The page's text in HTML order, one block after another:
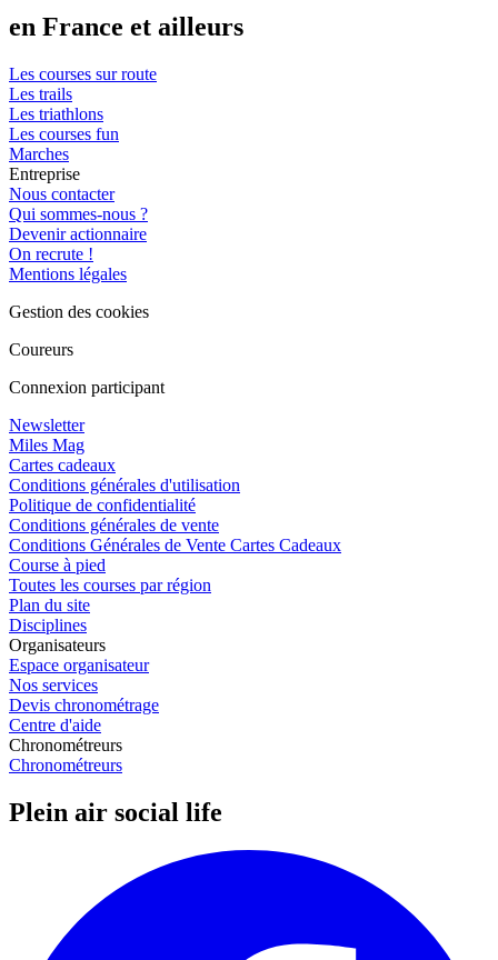
en France et ailleurs
Les courses sur route
Les trails
Les triathlons
Les courses fun
Marches
Entreprise
Nous contacter
Qui sommes-nous ?
Devenir actionnaire
On recrute !
Mentions légales
Gestion des cookies
Coureurs
Connexion participant
Newsletter
Miles Mag
Cartes cadeaux
Conditions générales d'utilisation
Politique de confidentialité
Conditions générales de vente
Conditions Générales de Vente Cartes Cadeaux
Course à pied
Toutes les courses par région
Plan du site
Disciplines
Organisateurs
Espace organisateur
Nos services
Devis chronométrage
Centre d'aide
Chronométreurs
Chronométreurs
Plein air social life